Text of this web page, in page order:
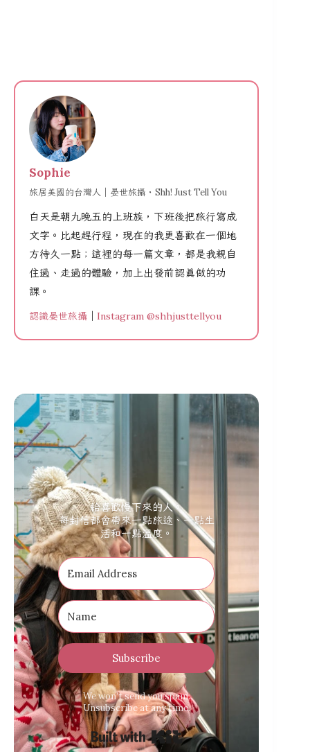
Sophie
旅居美國的台灣人｜晏世旅攝・Shh! Just Tell You
白天是朝九晚五的上班族，下班後把旅行寫成
文字。比起趕行程，現在的我更喜歡在一個地
方待久一點；這裡的每一篇文章，都是我親自
住過、走過的體驗，加上出發前認真做的功
課。
認識晏世旅攝 Instagram @shhjusttellyou
給喜歡慢下來的人。
每封信都會帶來一點旅途、一點生
活和一點溫度。
Subscribe
We won’t send you spam.
Unsubscribe at any time.
Built with Kit